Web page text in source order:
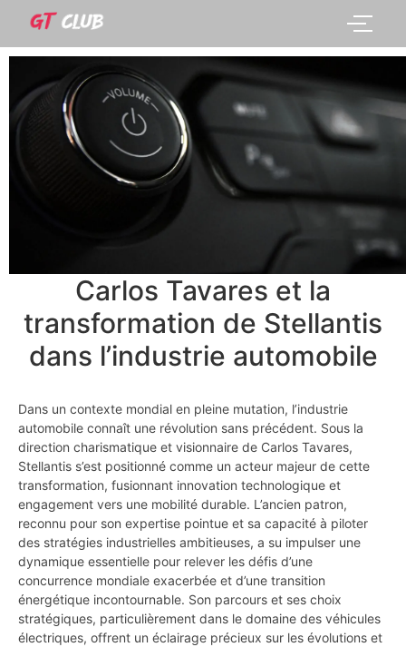
Carlos Tavares et la
transformation de Stellantis
dans l’industrie automobile
Dans un contexte mondial en pleine mutation, l’industrie
automobile connaît une révolution sans précédent. Sous la
direction charismatique et visionnaire de Carlos Tavares,
Stellantis s’est positionné comme un acteur majeur de cette
transformation, fusionnant innovation technologique et
engagement vers une mobilité durable. L’ancien patron,
reconnu pour son expertise pointue et sa capacité à piloter
des stratégies industrielles ambitieuses, a su impulser une
dynamique essentielle pour relever les défis d’une
concurrence mondiale exacerbée et d’une transition
énergétique incontournable. Son parcours et ses choix
stratégiques, particulièrement dans le domaine des véhicules
électriques, offrent un éclairage précieux sur les évolutions et